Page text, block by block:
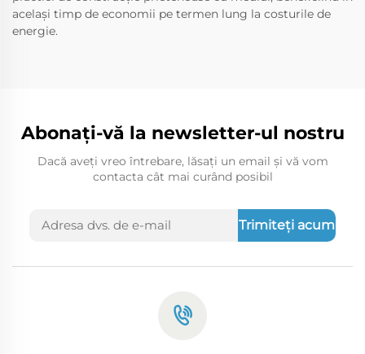
același timp de economii pe termen lung la costurile de
energie.
Abonați-vă la newsletter-ul nostru
Dacă aveți vreo întrebare, lăsați un email și vă vom
contacta cât mai curând posibil
Trimiteți acum